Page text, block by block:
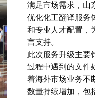
满足市场需求，山
优化化工翻译服务
和专业人才配置，
言支持。
此次服务升级主要
过程中遇到的文件
着海外市场业务不
数量持续增加，包